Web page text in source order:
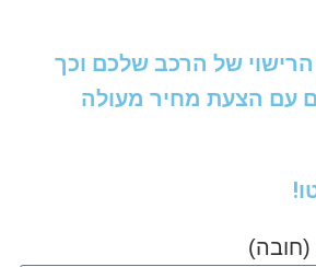
של הרכב שלכם וכך
עם הצעת מחיר מעולה